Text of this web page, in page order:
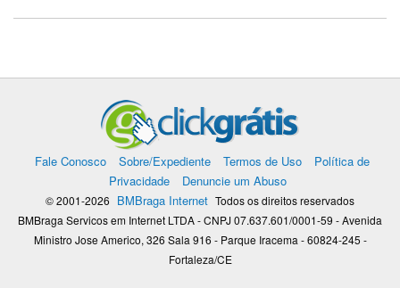
Fale Conosco Sobre/Expediente Termos de Uso
Política de
Privacidade
Denuncie um Abuso
© 2001-2026 BMBraga Internet Todos os direitos reservados
BMBraga Servicos em Internet LTDA - CNPJ 07.637.601/0001-59 - Avenida
Ministro Jose Americo, 326 Sala 916 - Parque Iracema - 60824-245 -
Fortaleza/CE